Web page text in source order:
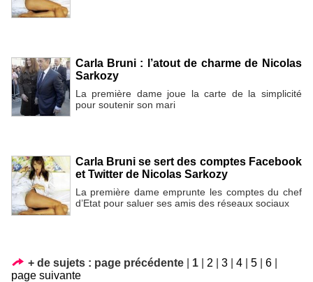
Carla Bruni : l’atout de charme de Nicolas
Sarkozy
La première dame joue la carte de la simplicité
pour soutenir son mari
Carla Bruni se sert des comptes Facebook
et Twitter de Nicolas Sarkozy
La première dame emprunte les comptes du chef
d’Etat pour saluer ses amis des réseaux sociaux
+ de sujets : page précédente 1 2 3 4 5 6
page suivante